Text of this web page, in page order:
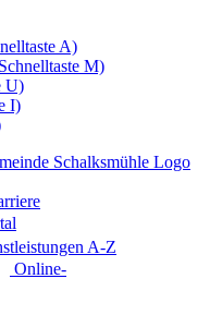
A)
M)
U)
I)
A-Z
Online-